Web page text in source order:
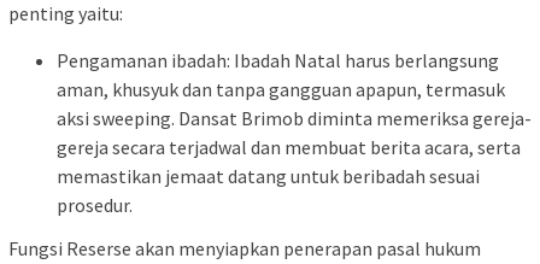
penting yaitu:
Pengamanan ibadah: Ibadah Natal harus berlangsung
aman, khusyuk dan tanpa gangguan apapun, termasuk
aksi sweeping. Dansat Brimob diminta memeriksa gereja-
gereja secara terjadwal dan membuat berita acara, serta
memastikan jemaat datang untuk beribadah sesuai
prosedur.
Fungsi Reserse akan menyiapkan penerapan pasal hukum